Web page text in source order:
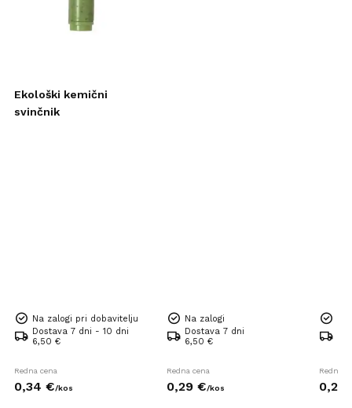
Ekološki kemični
svinčnik
Na zalogi pri dobavitelju
Dostava 7 dni - 10 dni
6,50 €
Redna cena
0,34 €/kos
Na zalogi
Dostava 7 dni
6,50 €
Redna cena
0,29 €/kos
Redna
0,24